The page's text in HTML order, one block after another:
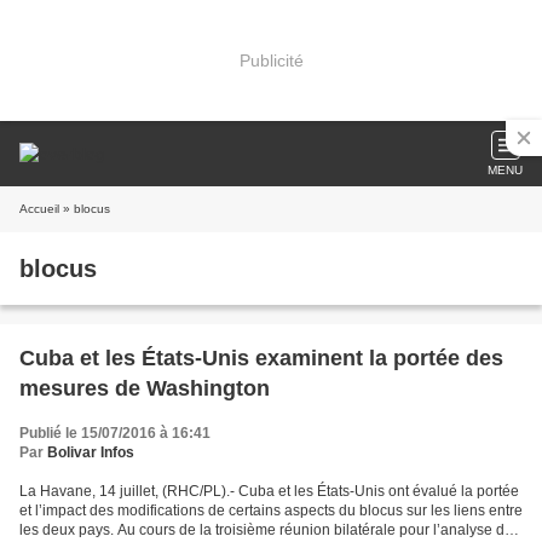
Publicité
MENU
Accueil » blocus
blocus
Cuba et les États-Unis examinent la portée des
mesures de Washington
Publié le 15/07/2016 à 16:41
Par Bolivar Infos
La Havane, 14 juillet, (RHC/PL).- Cuba et les États-Unis ont évalué la portée
et l’impact des modifications de certains aspects du blocus sur les liens entre
les deux pays. Au cours de la troisième réunion bilatérale pour l’analyse de